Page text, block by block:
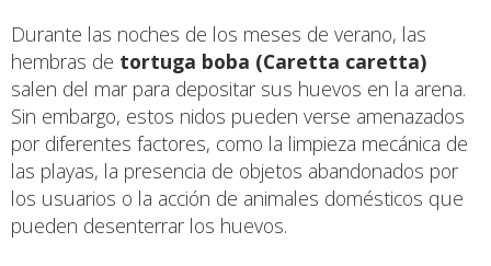
Durante las noches de los meses de verano, las
hembras de tortuga boba (Caretta caretta)
salen del mar para depositar sus huevos en la arena.
Sin embargo, estos nidos pueden verse amenazados
por diferentes factores, como la limpieza mecánica de
las playas, la presencia de objetos abandonados por
los usuarios o la acción de animales domésticos que
pueden desenterrar los huevos.